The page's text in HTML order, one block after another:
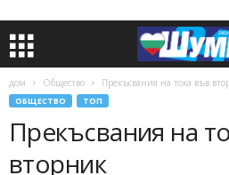
дом Общество Прекъсвания на тока във
ОБЩЕСТВО ТОП
Прекъсвания на
вторник